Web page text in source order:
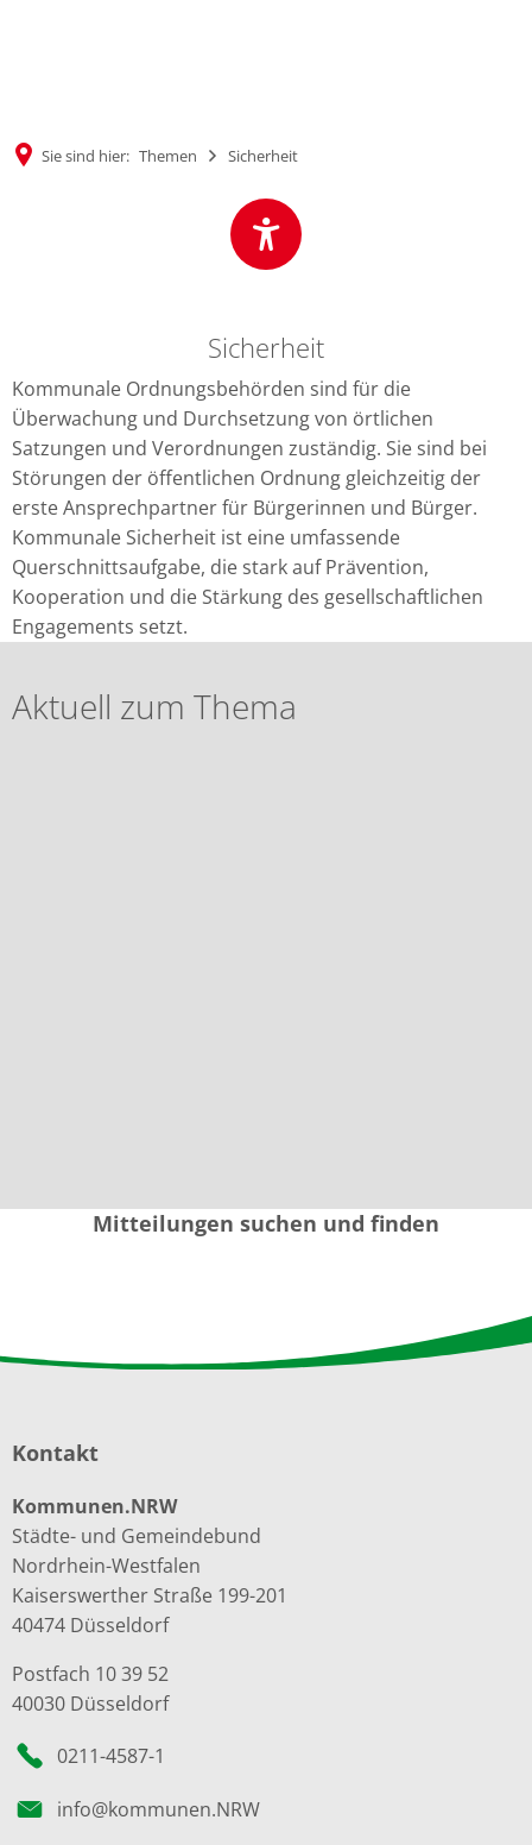
Sie sind hier: Themen Sicherheit
Sicherheit
Kommunale Ordnungsbehörden sind für die
Überwachung und Durchsetzung von örtlichen
Satzungen und Verordnungen zuständig. Sie sind bei
Störungen der öffentlichen Ordnung gleichzeitig der
erste Ansprechpartner für Bürgerinnen und Bürger.
Kommunale Sicherheit ist eine umfassende
Querschnittsaufgabe, die stark auf Prävention,
Kooperation und die Stärkung des gesellschaftlichen
Engagements setzt.
Aktuell zum Thema
Mitteilungen suchen und finden
Kontakt
Kommunen.NRW
Städte- und Gemeindebund
Nordrhein-Westfalen
Kaiserswerther Straße 199-201
40474 Düsseldorf
Postfach 10 39 52
40030 Düsseldorf
0211-4587-1
info@kommunen.NRW